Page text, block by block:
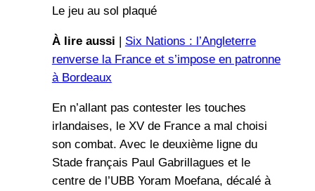
Le jeu au sol plaqué
À lire aussi | Six Nations : l’Angleterre
renverse la France et s’impose en patronne
à Bordeaux
En n’allant pas contester les touches
irlandaises, le XV de France a mal choisi
son combat. Avec le deuxième ligne du
Stade français Paul Gabrillagues et le
centre de l’UBB Yoram Moefana, décalé à